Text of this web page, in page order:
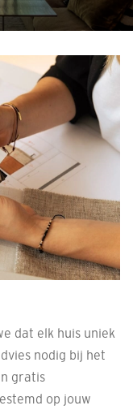
dat elk huis uniek
nodig bij het
gratis
op jouw